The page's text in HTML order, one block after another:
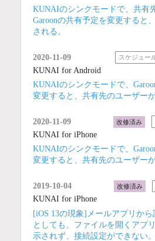
KUNAIのシンクモードで、共有
Garoonの共有予定を変更すると
される。
2020-11-09 スケジュー
KUNAI for Android
KUNAIのシンクモードで、
変更すると、共有先のユーザー
2020-11-09 改修済み
KUNAI for iPhone
KUNAIのシンクモードで、
変更すると、共有先のユーザー
2019-10-04 改修済み
KUNAI for iPhone
[iOS 13の現象]メールアプリか
としても、ファイルを開くアプ
示されず、接続設定ができない。